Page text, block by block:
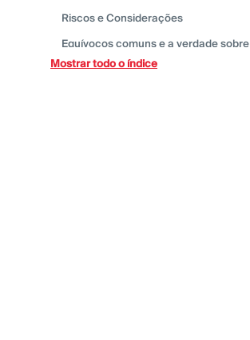
Riscos eConsiderações
Equívocos comuns e a verdade sobre
alavancagem
Mostrar todo o índice